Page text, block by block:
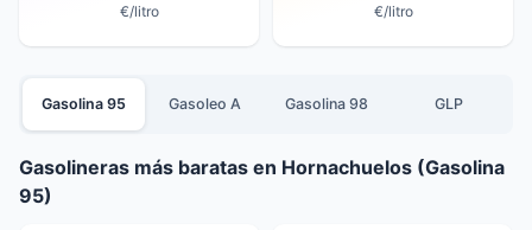
€/litro €/litro
Gasolina 95 Gasoleo A Gasolina 98 GLP
Gasolineras más baratas en Hornachuelos (Gasolina
95)